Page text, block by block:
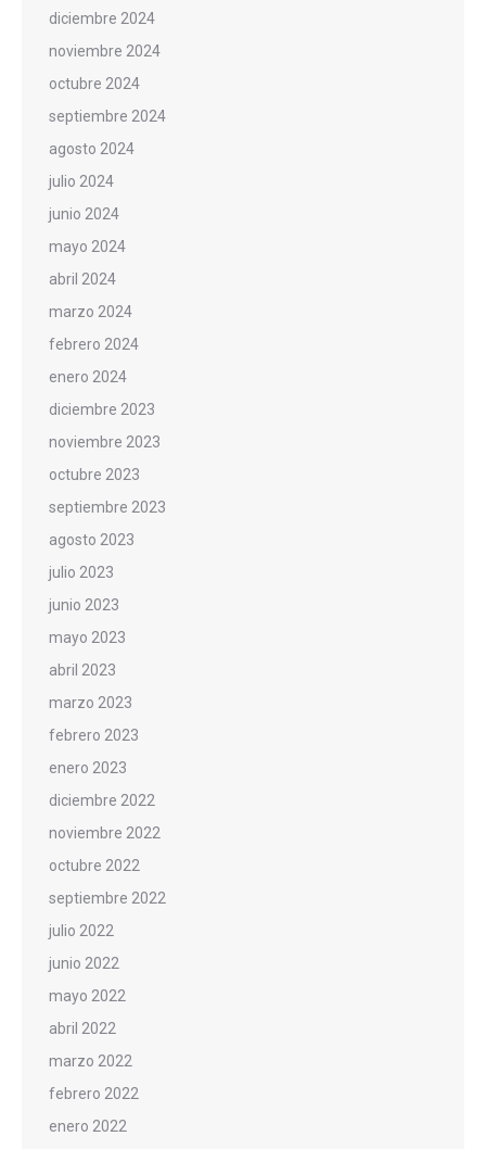
diciembre 2024
noviembre 2024
octubre 2024
septiembre 2024
agosto 2024
julio 2024
junio 2024
mayo 2024
abril 2024
marzo 2024
febrero 2024
enero 2024
diciembre 2023
noviembre 2023
octubre 2023
septiembre 2023
agosto 2023
julio 2023
junio 2023
mayo 2023
abril 2023
marzo 2023
febrero 2023
enero 2023
diciembre 2022
noviembre 2022
octubre 2022
septiembre 2022
julio 2022
junio 2022
mayo 2022
abril 2022
marzo 2022
febrero 2022
enero 2022